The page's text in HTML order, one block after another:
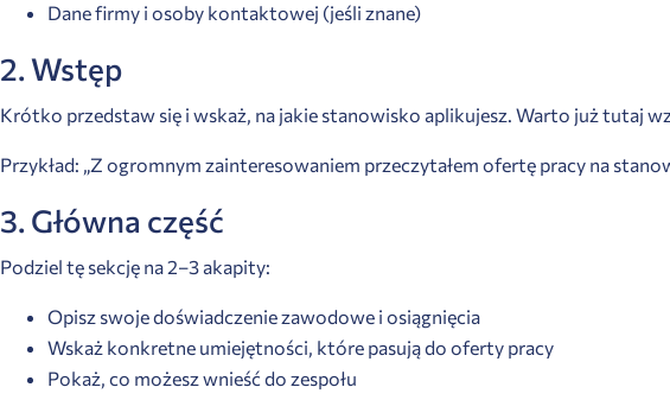
Dane firmy i osoby kontaktowej (jeśli znane)
2. Wstęp
Krótko przedstaw się i wskaż, na jakie stanowisko aplikujesz. Warto już tutaj
Przykład: „Z ogromnym zainteresowaniem przeczytałem ofertę pracy na
3. Główna część
Podziel tę sekcję na 2–3 akapity:
Opisz swoje doświadczenie zawodowe i osiągnięcia
Wskaż konkretne umiejętności, które pasują do oferty pracy
Pokaż, co możesz wnieść do zespołu